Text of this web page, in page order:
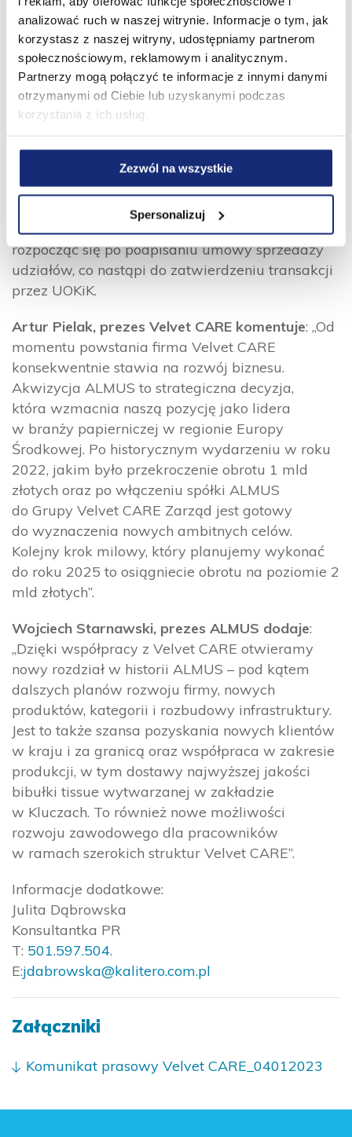
analizować ruch w naszej witrynie. Informacje o tym, jak
korzystasz z naszej witryny, udostępniamy partnerom
społecznościowym, reklamowym i analitycznym.
Partnerzy mogą połączyć te informacje z innymi danymi
otrzymanymi od Ciebie lub uzyskanymi podczas
korzystania z ich usług.
Zezwól na wszystkie
Spersonalizuj
Gospodarczy Krajowego Rejestru Sądowego
pod nr KRS 0000119906, wysokość kapitału
zakładowego 63.736.000,- złotych, NIP 521-320-
71-47, Regon 015199843, BDO 000003297
Transakcja nabycia udziałów w firmie ALMUS
Sp. z o.o. jest ważnym elementem przyjętej
strategii rozwoju spółki Velvet CARE nakreślonej
przez Zarząd oraz jej większościowego
udziałowca Abris Capital Partners, mającej
na celu konsekwentne budowanie silnej pozycji
lidera branży papierniczej w Europie Środkowej.
Współpraca biznesowa spółek będzie mogła
rozpocząć się po podpisaniu umowy sprzedaży
udziałów, co nastąpi do zatwierdzeniu transakcji
przez UOKiK.
Artur Pielak, prezes Velvet CARE komentuje: „Od
momentu powstania firma Velvet CARE
konsekwentnie stawia na rozwój biznesu.
Akwizycja ALMUS to strategiczna decyzja,
która wzmacnia naszą pozycję jako lidera
w branży papierniczej w regionie Europy
Środkowej. Po historycznym wydarzeniu w roku
2022, jakim było przekroczenie obrotu 1 mld
złotych oraz po włączeniu spółki ALMUS
do Grupy Velvet CARE Zarząd jest gotowy
do wyznaczenia nowych ambitnych celów.
Kolejny krok milowy, który planujemy wykonać
do roku 2025 to osiągniecie obrotu na poziomie 2
mld złotych”.
Wojciech Starnawski, prezes ALMUS dodaje:
„Dzięki współpracy z Velvet CARE otwieramy
nowy rozdział w historii ALMUS – pod kątem
dalszych planów rozwoju firmy, nowych
produktów, kategorii i rozbudowy infrastruktury.
Jest to także szansa pozyskania nowych klientów
w kraju i za granicą oraz współpraca w zakresie
produkcji, w tym dostawy najwyższej jakości
bibułki tissue wytwarzanej w zakładzie
w Kluczach. To również nowe możliwości
rozwoju zawodowego dla pracowników
w ramach szerokich struktur Velvet CARE”.
Informacje dodatkowe:
Julita Dąbrowska
Konsultantka PR
T: 501.597.504.
E:jdabrowska@kalitero.com.pl
Załączniki
Komunikat prasowy Velvet CARE_04012023